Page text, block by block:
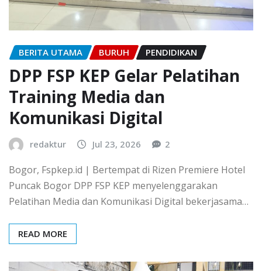
BERITA UTAMA BURUH PENDIDIKAN
DPP FSP KEP Gelar Pelatihan
Training Media dan
Komunikasi Digital
redaktur Jul 23, 2026 2
Bogor, Fspkep.id | Bertempat di Rizen Premiere Hotel
Puncak Bogor DPP FSP KEP menyelenggarakan
Pelatihan Media dan Komunikasi Digital bekerjasama…
READ MORE